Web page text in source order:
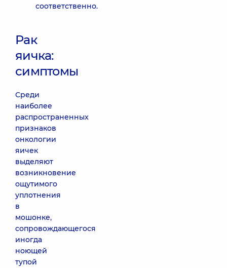
соответственно.
Рак
яичка:
симптомы
Среди
наиболее
распространенных
признаков
онкологии
яичек
выделяют
возникновение
ощутимого
уплотнения
в
мошонке,
сопровождающегося
иногда
ноющей
тупой